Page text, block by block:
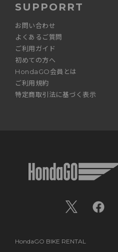
SUPPORRT
お問い合わせ
よくあるご質問
ご利用ガイド
初めての方へ
HondaGO会員とは
ご利用規約
特定商取引法に基づく表示
HondaGO BIKE RENTAL